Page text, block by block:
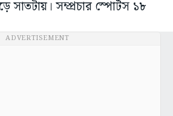
সাতটায়। সম্প্রচার স্পোর্টস ১৮
ADVERTISEMENT